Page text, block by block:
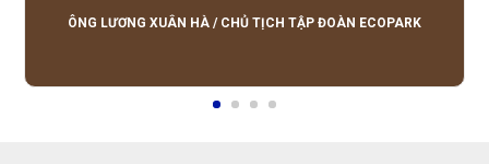
lượng tốt, giá hợp lý, hỗ trợ tận tình.
ÔNG LƯƠNG XUÂN HÀ / CHỦ TỊCH TẬP ĐOÀN ECOPARK